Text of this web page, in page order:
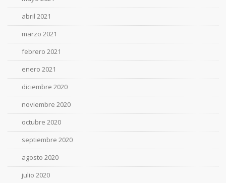
abril 2021
marzo 2021
febrero 2021
enero 2021
diciembre 2020
noviembre 2020
octubre 2020
septiembre 2020
agosto 2020
julio 2020